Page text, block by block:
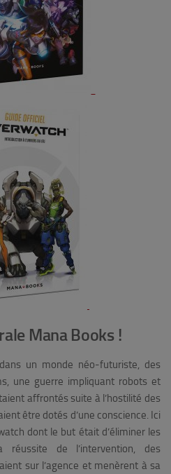
Mana Books !
un monde néo-futuriste, des
une guerre impliquant robots et
affrontés suite à l’hostilité des
être dotés d’une conscience. Ici
dont le but était d’éliminer les
réussite de l’intervention, des
sur l’agence et menèrent à sa